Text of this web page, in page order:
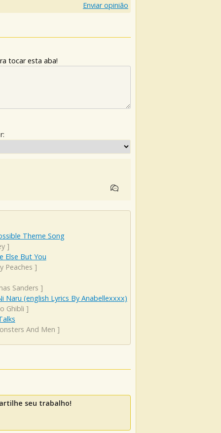
Enviar opinião
tocar esta aba!
Theme Song
]
Else But You
Peaches ]
Sanders ]
Naru (english Lyrics By Anabellexxxx)
Ghibli ]
And Men ]
seu trabalho!